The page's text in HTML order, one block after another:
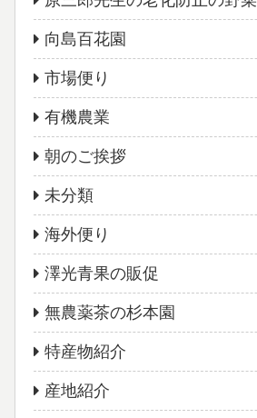
向島百花園
市場便り
有機農業
朝のご挨拶
未分類
海外便り
澤光青果の販促
無農薬茶の杉本園
特産物紹介
産地紹介